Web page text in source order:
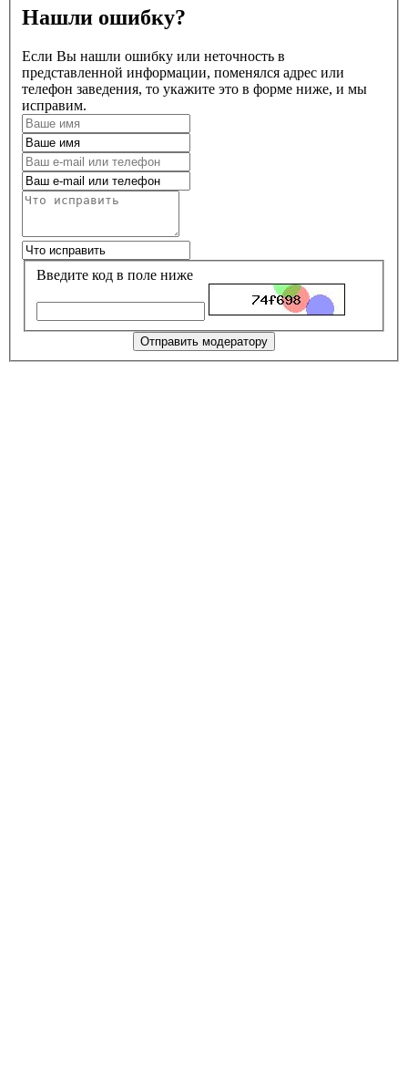
Нашли ошибку?
Если Вы нашли ошибку или неточность в
представленной информации, поменялся адрес или
телефон заведения, то укажите это в форме ниже, и мы
исправим.
Введите код в поле ниже
Отправить модератору